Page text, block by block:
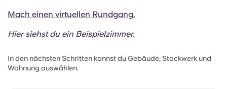
Mach einen virtuellen Rundgang.
Hier siehst du ein Beispielzimmer.
In den nächsten Schritten kannst du Gebäude, Stockwerk und
Wohnung auswählen.